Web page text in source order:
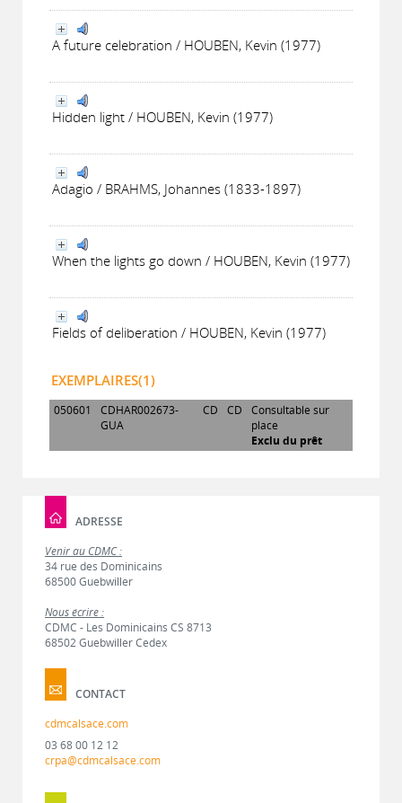
A future celebration / HOUBEN, Kevin (1977)
Hidden light / HOUBEN, Kevin (1977)
Adagio / BRAHMS, Johannes (1833-1897)
When the lights go down / HOUBEN, Kevin (1977)
Fields of deliberation / HOUBEN, Kevin (1977)
EXEMPLAIRES(1)
050601
CDHAR002673-
GUA
CD CD
Consultable sur
place
Exclu du prêt
ADRESSE
Venir au CDMC :
34 rue des Dominicains
68500 Guebwiller
Nous écrire :
CDMC - Les Dominicains CS 8713
68502 Guebwiller Cedex
CONTACT
cdmcalsace.com
03 68 00 12 12
crpa@cdmcalsace.com